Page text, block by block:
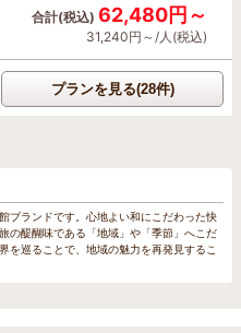
合計(税込) 62,480円～
31,240円～/人(税込)
プランを見る(28件)
ブランドです。心地よい和にこだわった快
の醍醐味である「地域」や「季節」へこだ
を巡ることで、地域の魅力を再発見するこ